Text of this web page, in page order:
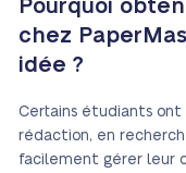
Pourquoi
chez
idée ?
Certains étudiants
rédaction, en
facilement gérer leur